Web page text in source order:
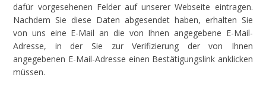
dafür vorgesehenen Felder auf unserer Webseite eintragen.
Nachdem Sie diese Daten abgesendet haben, erhalten Sie
von uns eine E-Mail an die von Ihnen angegebene E-Mail-
Adresse, in der Sie zur Verifizierung der von Ihnen
angegebenen E-Mail-Adresse einen Bestätigungslink anklicken
müssen.